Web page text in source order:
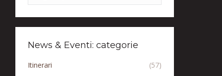
News & Eventi: categorie
Itinerari
(57)